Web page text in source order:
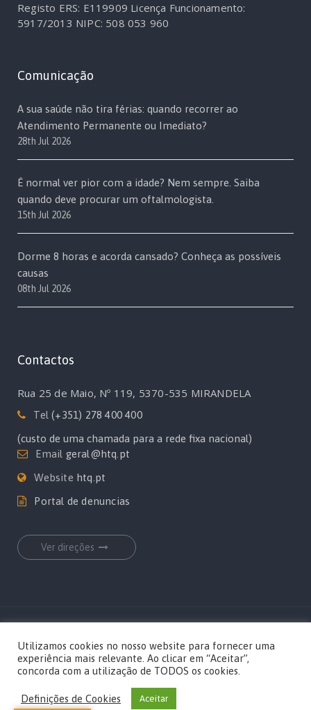
Registo ERS: E119909 Licença Funcionamento:
5917/2013 NIPC: 508 053 960
Comunicação
A sua saúde não tira férias: quando recorrer ao
Atendimento Permanente ou Imediato?
28th Jul 2026
É normal ver pior com a idade? Nem sempre. Saiba
quando deve procurar um oftalmologista.
15th Jul 2026
Dorme 8 horas e acorda cansado? Conheça as possíveis
causas
08th Jul 2026
Contactos
Rua 25 de Maio, Nº 119, 5370-535 MIRANDELA
Tel(+351) 278 400 400
(custo de uma chamada para a rede fixa nacional)
Email geral@htq.pt
Website htq.pt
Portal de denuncias
Ver direções
Utilizamos cookies no nosso website para fornecer uma
experiência mais relevante. Ao clicar em “Aceitar”,
concorda com a utilização de TODOS os cookies.
Definições de Cookies Aceitar